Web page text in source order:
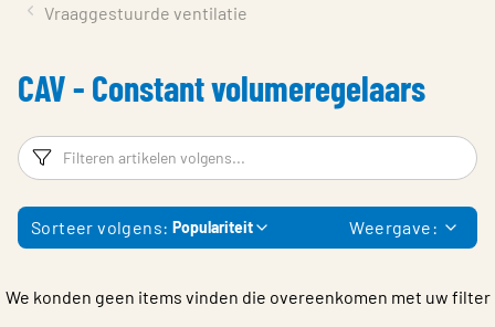
Contact
Inloggen
Choose languge
Vraaggestuurde ventilatie
CAV - Constant volumeregelaars
Filters
Sorteer volgens: Populariteit Weergave:
We konden geen items vinden die overeenkomen met uw filter